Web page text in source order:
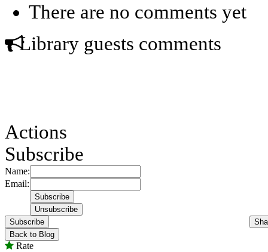
There are no comments yet
Library guests comments
Actions
Subscribe
Name:
Email:
Subscribe
Back to Blog
Rate